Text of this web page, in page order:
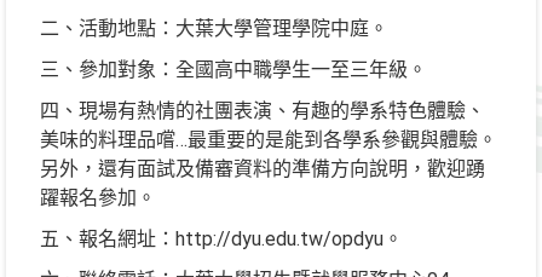
二、活動地點：大葉大學管理學院中庭。
三、參加對象：全國高中職學生一至三年級。
四、現場有熱情的社團表演、有趣的學系特色體驗、
美味的料理品嚐…最重要的是能到各學系參觀與體驗。
另外，還有面試及備審資料的準備方向說明，歡迎踴
躍報名參加。
五、報名網址：http://dyu.edu.tw/opdyu。